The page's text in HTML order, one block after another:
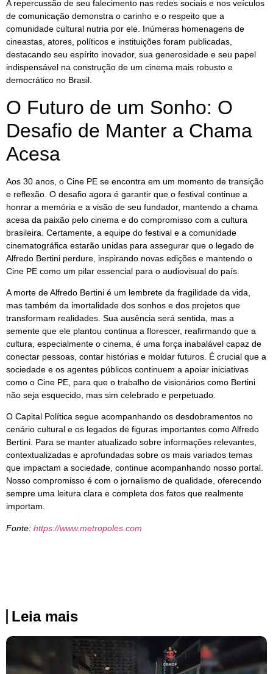
A repercussão de seu falecimento nas redes sociais e nos veículos
de comunicação demonstra o carinho e o respeito que a
comunidade cultural nutria por ele. Inúmeras homenagens de
cineastas, atores, políticos e instituições foram publicadas,
destacando seu espírito inovador, sua generosidade e seu papel
indispensável na construção de um cinema mais robusto e
democrático no Brasil.
O Futuro de um Sonho: O
Desafio de Manter a Chama
Acesa
Aos 30 anos, o Cine PE se encontra em um momento de transição
e reflexão. O desafio agora é garantir que o festival continue a
honrar a memória e a visão de seu fundador, mantendo a chama
acesa da paixão pelo cinema e do compromisso com a cultura
brasileira. Certamente, a equipe do festival e a comunidade
cinematográfica estarão unidas para assegurar que o legado de
Alfredo Bertini perdure, inspirando novas edições e mantendo o
Cine PE como um pilar essencial para o audiovisual do país.
A morte de Alfredo Bertini é um lembrete da fragilidade da vida,
mas também da imortalidade dos sonhos e dos projetos que
transformam realidades. Sua ausência será sentida, mas a
semente que ele plantou continua a florescer, reafirmando que a
cultura, especialmente o cinema, é uma força inabalável capaz de
conectar pessoas, contar histórias e moldar futuros. É crucial que a
sociedade e os agentes públicos continuem a apoiar iniciativas
como o Cine PE, para que o trabalho de visionários como Bertini
não seja esquecido, mas sim celebrado e perpetuado.
O Capital Política segue acompanhando os desdobramentos no
cenário cultural e os legados de figuras importantes como Alfredo
Bertini. Para se manter atualizado sobre informações relevantes,
contextualizadas e aprofundadas sobre os mais variados temas
que impactam a sociedade, continue acompanhando nosso portal.
Nosso compromisso é com o jornalismo de qualidade, oferecendo
sempre uma leitura clara e completa dos fatos que realmente
importam.
Fonte: https://www.metropoles.com
Leia mais